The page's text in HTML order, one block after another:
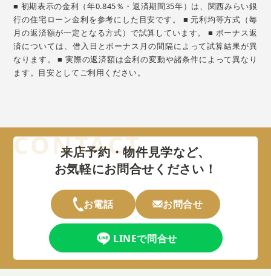
■ 初期表示の金利（年0.845％・返済期間35年）は、関西みらい銀
行の住宅ローン金利を参考にした目安です。 ■ 元利均等方式（毎
月の返済額が一定となる方式）で試算しています。 ■ ボーナス返
済については、借入日とボーナス月の間隔によって試算結果が異
なります。 ■ 実際の返済額は金利の変動や諸条件によって異なり
ます。目安としてご利用ください。
来店予約・物件見学など、
お気軽にお問合せください！
お電話 お問合せ
LINEで問合せ